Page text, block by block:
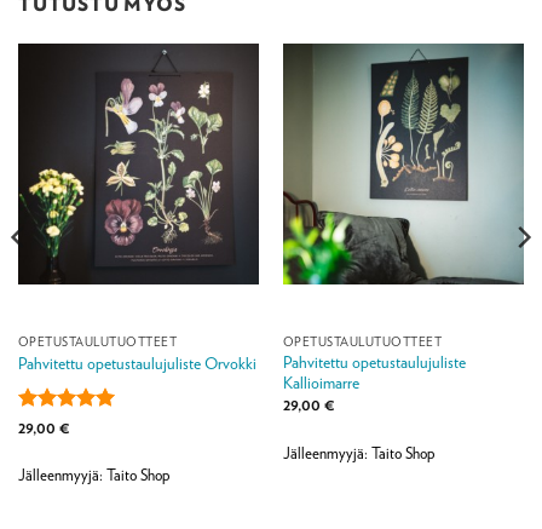
OPETUSTAULUTUOTTEET
Pahvitettu opetustaulujuliste Orvokki
Arvostelu
/ 5
29,00 €
Jälleenmyyjä: Taito Shop
OPETUSTAULUTUOTTEET
Pahvitettu opetustaulujuliste
Kallioimarre
29,00 €
Jälleenmyyjä: Taito Shop